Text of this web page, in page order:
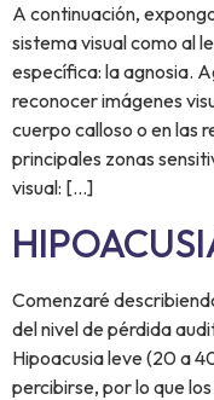
A continuación,
sistema visual como al
específica: la agnosia.
reconocer imágenes
cuerpo calloso o en las
principales zonas
visual: […]
Comenzaré
del nivel de pérdida
Hipoacusia leve (20 a
percibirse, por lo que